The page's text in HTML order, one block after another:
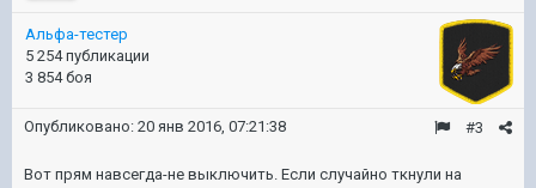
Альфа-тестер
5 254 публикации
3 854 боя
#3
Опубликовано: 20 янв 2016, 07:21:38
Вот прям навсегда-не выключить. Если случайно ткнули на